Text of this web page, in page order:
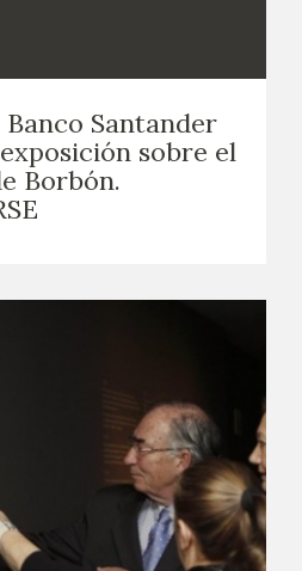
Santander
sobre el
Borbón.